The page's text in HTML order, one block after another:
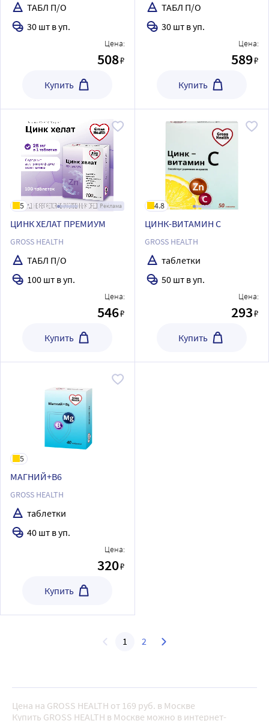
ТАБЛ П/О
30 шт в уп.
Цена:
508₽
Купить
ТАБЛ П/О
30 шт в уп.
Цена:
589₽
Купить
Реклама
5
ЦИНК ХЕЛАТ ПРЕМИУМ
GROSS HEALTH
ТАБЛ П/О
100 шт в уп.
Цена:
546₽
Купить
4.8
ЦИНК-ВИТАМИН С
GROSS HEALTH
таблетки
50 шт в уп.
Цена:
293₽
Купить
5
МАГНИЙ+В6
GROSS HEALTH
таблетки
40 шт в уп.
Цена:
320₽
Купить
1 2
Цена на GROSS HEALTH от 169 руб. в Москве
Купить GROSS HEALTH в Москве можно в интернет-